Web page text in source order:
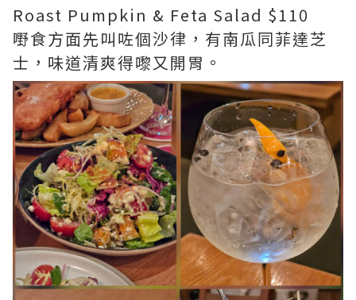
Roast Pumpkin & Feta Salad $110
嘢食方面先叫咗個沙律，有南瓜同菲達芝
士，味道清爽得嚟又開胃。